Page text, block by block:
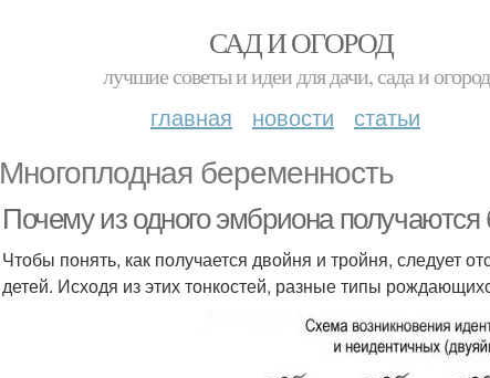
САД И ОГОРОД
лучшие советы и идеи для дачи, сада и
главная новости статьи
Многоплодная беременность
Почему из одного эмбриона
Чтобы понять, как получается двойня и тройня, следует
детей. Исходя из этих тонкостей, разные типы